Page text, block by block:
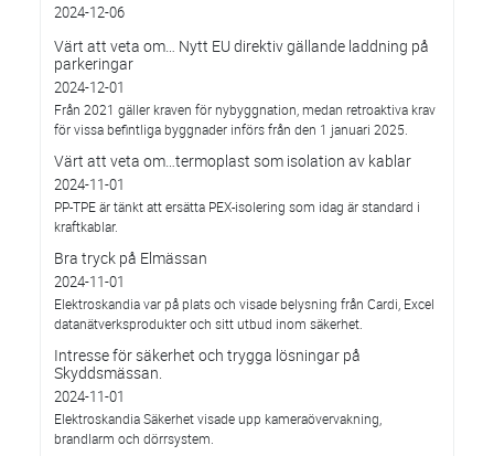
2024-12-06
Värt att veta om… Nytt EU direktiv gällande laddning på
parkeringar
2024-12-01
Från 2021 gäller kraven för nybyggnation, medan retroaktiva krav
för vissa befintliga byggnader införs från den 1 januari 2025.
Värt att veta om…termoplast som isolation av kablar
2024-11-01
PP-TPE är tänkt att ersätta PEX-isolering som idag är standard i
kraftkablar.
Bra tryck på Elmässan
2024-11-01
Elektroskandia var på plats och visade belysning från Cardi, Excel
datanätverksprodukter och sitt utbud inom säkerhet.
Intresse för säkerhet och trygga lösningar på
Skyddsmässan.
2024-11-01
Elektroskandia Säkerhet visade upp kameraövervakning,
brandlarm och dörrsystem.